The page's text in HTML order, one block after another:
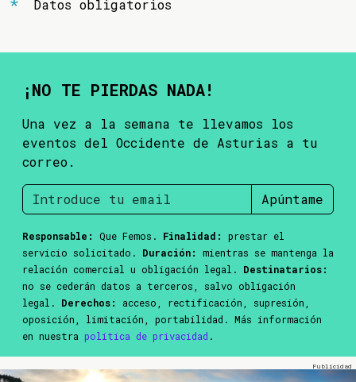
Datos obligatorios
¡NO TE PIERDAS NADA!
Una vez a la semana te llevamos los
eventos del Occidente de Asturias a tu
correo.
Apúntame
Responsable: Que Femos. Finalidad:
prestar el
servicio solicitado. Duración:
mientras se mantenga la
relación comercial u obligación legal. Destinatarios:
no se cederán datos a terceros, salvo obligación
legal. Derechos:
acceso, rectificación, supresión,
oposición, limitación, portabilidad. Más información
en nuestra política de privacidad .